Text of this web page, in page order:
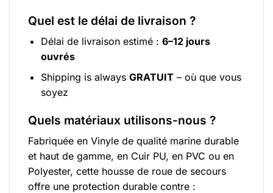
Quel est le délai de livraison ?
Délai de livraison estimé : 6–12 jours
ouvrés
Shipping is always GRATUIT– où que vous
soyez
Quels matériaux utilisons-nous ?
Fabriquée en Vinyle de qualité marine durable
et haut de gamme, en Cuir PU, en PVC ou en
Polyester, cette housse de roue de secours
offre une protection durable contre :